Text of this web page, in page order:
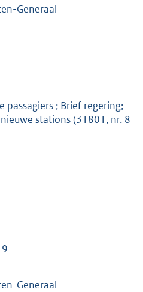
Generaal
passagiers ; Brief regering;
stations (31801, nr. 8
Generaal